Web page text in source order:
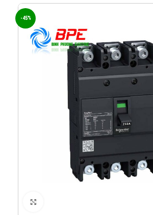
-45%